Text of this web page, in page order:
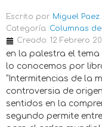
Escrito por Miguel Paez
Categoría: Columnas
Creado: 12 Febrero
en la palestra el tema
lo conocemos por
“Intermitencias de la
controversia de
sentidos en la
segundo permite